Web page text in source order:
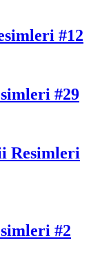
#12
#29
Resimleri
#2